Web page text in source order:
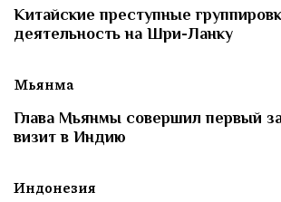
Китайские преступные
деятельность на Шри-Ланку
Мьянма
Глава Мьянмы совершил первый
визит в Индию
Индонезия